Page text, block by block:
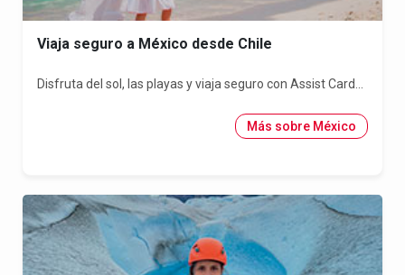
Viaja seguro a México desde Chile
Disfruta del sol, las playas y viaja seguro con Assist Card...
Más sobre México